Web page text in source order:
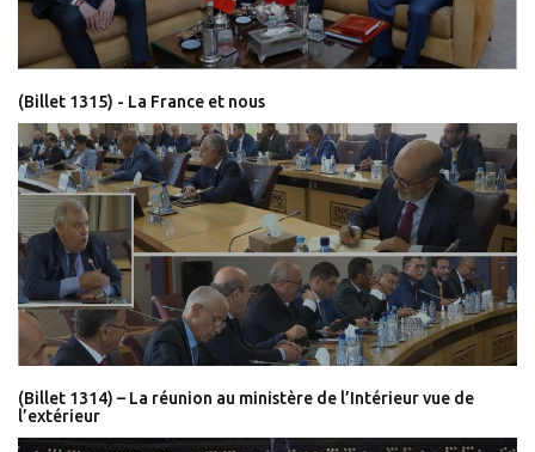
(Billet 1315) - La France et nous
(Billet 1314) – La réunion au ministère de l’Intérieur vue de
l’extérieur